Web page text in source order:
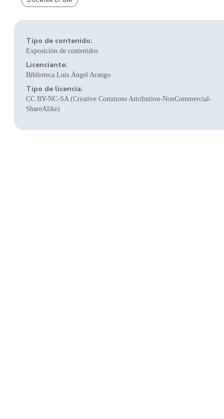
Tipo de contenido:
Exposición de contenidos
Licenciante:
Biblioteca Luis Ángel Arango
Tipo de licencia:
CC BY-NC-SA (Creative Commons Attribution-NonCommercial-
ShareAlike)